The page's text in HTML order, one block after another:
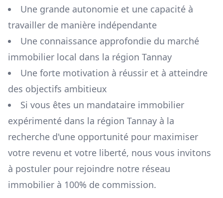
Une grande autonomie et une capacité à
travailler de manière indépendante
Une connaissance approfondie du marché
immobilier local dans la région Tannay
Une forte motivation à réussir et à atteindre
des objectifs ambitieux
Si vous êtes un mandataire immobilier
expérimenté dans la région Tannay à la
recherche d'une opportunité pour maximiser
votre revenu et votre liberté, nous vous invitons
à postuler pour rejoindre notre réseau
immobilier à 100% de commission.